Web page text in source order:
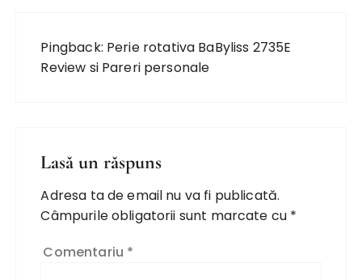
Pingback: Perie rotativa BaByliss 2735E
Review si Pareri personale
Lasă un răspuns
Adresa ta de email nu va fi publicată.
Câmpurile obligatorii sunt marcate cu *
Comentariu *